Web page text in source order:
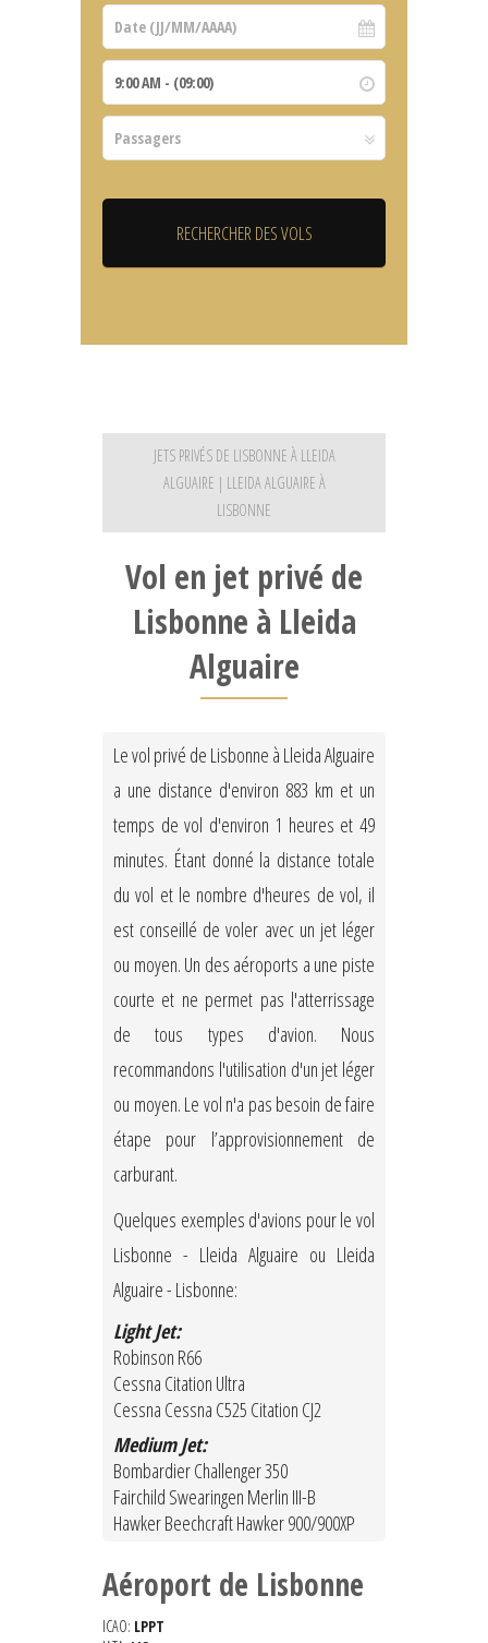
JETS PRIVÉS DE LISBONNE À LLEIDA
ALGUAIRE | LLEIDA ALGUAIRE À
LISBONNE
Vol en jet privé de
Lisbonne à Lleida
Alguaire
Le vol privé de Lisbonne à Lleida Alguaire
a une distance d'environ 883 km et un
temps de vol d'environ 1 heures et 49
minutes. Étant donné la distance totale
du vol et le nombre d'heures de vol, il
est conseillé de voler avec un jet léger
ou moyen. Un des aéroports a une piste
courte et ne permet pas l'atterrissage
de tous types d'avion. Nous
recommandons l'utilisation d'un jet léger
ou moyen. Le vol n'a pas besoin de faire
étape pour l’approvisionnement de
carburant.
Quelques exemples d'avions pour le vol
Lisbonne - Lleida Alguaire ou Lleida
Alguaire - Lisbonne:
Light Jet:
Robinson R66
Cessna Citation Ultra
Cessna Cessna C525 Citation CJ2
Medium Jet:
Bombardier Challenger 350
Fairchild Swearingen Merlin III-B
Hawker Beechcraft Hawker 900/900XP
Aéroport de Lisbonne
ICAO: LPPT